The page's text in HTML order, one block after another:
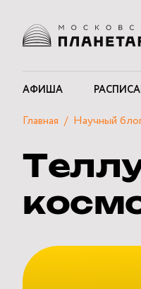
АФИША
Главная Научный